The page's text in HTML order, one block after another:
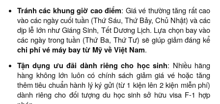
Tránh các khung giờ cao điểm: Giá vé thường tăng rất cao
vào các ngày cuối tuần (Thứ Sáu, Thứ Bảy, Chủ Nhật) và các
dịp lễ lớn như Giáng Sinh, Tết Dương Lịch. Lựa chọn bay vào
các ngày trong tuần (Thứ Ba, Thứ Tư) sẽ giúp giảm đáng kể
chi phí vé máy bay từ Mỹ về Việt Nam.
Tận dụng ưu đãi dành riêng cho học sinh: Nhiều hãng
hàng không lớn luôn có chính sách giảm giá vé hoặc tăng
thêm tiêu chuẩn hành lý ký gửi (từ 1 kiện lên 2 kiện miễn phí)
dành riêng cho đối tượng du học sinh sở hữu visa F-1 hợp